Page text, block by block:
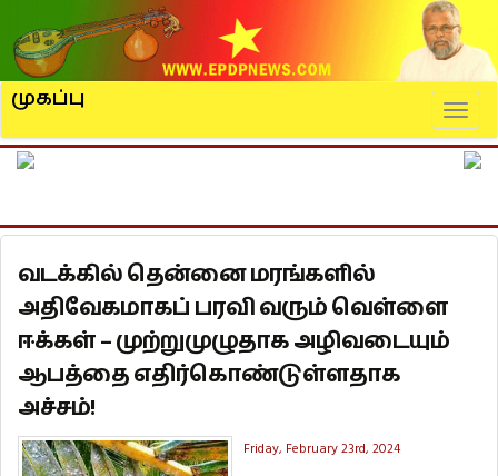
முகப்பு
வடக்கில் தென்னை மரங்களில்
அதிவேகமாகப் பரவி வரும் வெள்ளை
ஈக்கள் – முற்றுமுழுதாக அழிவடையும்
ஆபத்தை எதிர்கொண்டுள்ளதாக
அச்சம்!
Friday, February 23rd, 2024